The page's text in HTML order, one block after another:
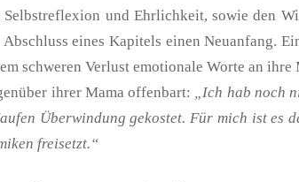
und Ehrlichkeit, sowie den
eines Kapitels einen Neuanfang.
schweren Verlust emotionale Worte an
ihrer Mama offenbart: „Ich hab noch
Überwindung gekostet. Für mich ist es
freisetzt.“